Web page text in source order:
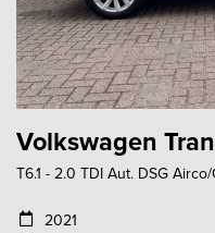
Volkswagen
T6.1 - 2.0 TDI Aut. DSG
2021